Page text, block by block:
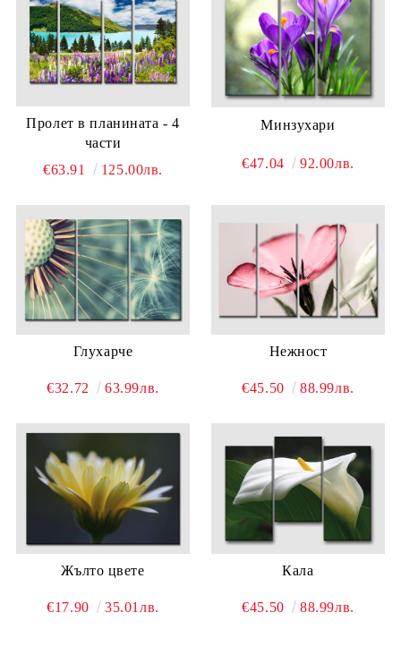
Пролет в планината - 4
части
€63.91
125.00лв.
Минзухари
€47.04 92.00лв.
Глухарче
€32.72 63.99лв.
Нежност
€45.50 88.99лв.
Жълто цвете
€17.90 35.01лв.
Кала
€45.50 88.99лв.